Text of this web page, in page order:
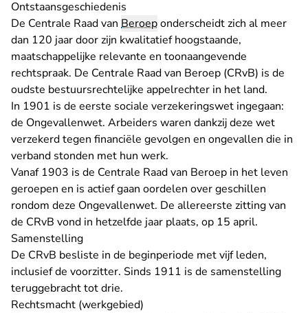
Ontstaansgeschiedenis
De Centrale Raad van Beroeponderscheidt zich al meer
dan 120 jaar door zijn kwalitatief hoogstaande,
maatschappelijke relevante en toonaangevende
rechtspraak. De Centrale Raad van Beroep (CRvB) is de
oudste bestuursrechtelijke appelrechter in het land.
In 1901 is de eerste sociale verzekeringswet ingegaan:
de Ongevallenwet. Arbeiders waren dankzij deze wet
verzekerd tegen financiële gevolgen en ongevallen die in
verband stonden met hun werk.
Vanaf 1903 is de Centrale Raad van Beroep in het leven
geroepen en is actief gaan oordelen over geschillen
rondom deze Ongevallenwet. De allereerste zitting van
de CRvB vond in hetzelfde jaar plaats, op 15 april.
Samenstelling
De CRvB besliste in de beginperiode met vijf leden,
inclusief de voorzitter. Sinds 1911 is de samenstelling
teruggebracht tot drie.
Rechtsmacht (werkgebied)